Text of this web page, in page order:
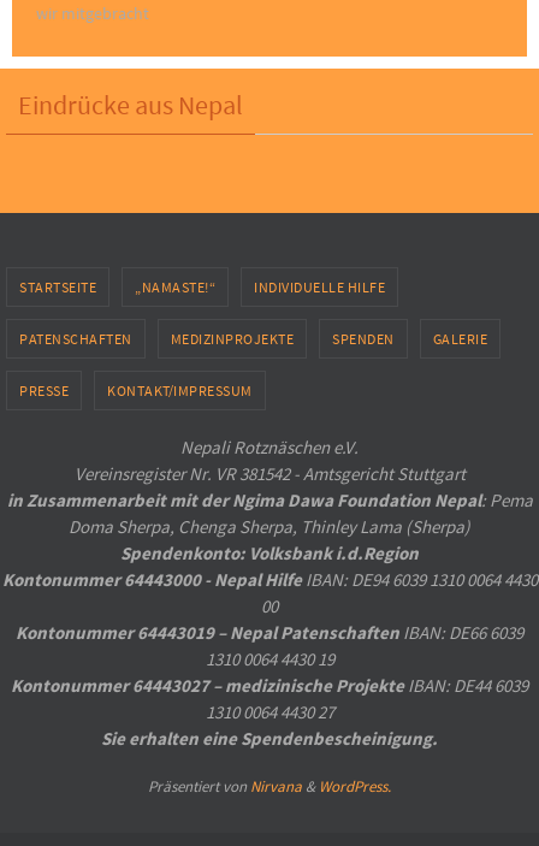
wir mitgebracht
Eindrücke aus Nepal
STARTSEITE „NAMASTE!“ INDIVIDUELLE HILFE
PATENSCHAFTEN MEDIZINPROJEKTE SPENDEN GALERIE
PRESSE KONTAKT/IMPRESSUM
Nepali Rotznäschen e.V.
Vereinsregister Nr. VR 381542 - Amtsgericht Stuttgart
in Zusammenarbeit mit der Ngima Dawa Foundation Nepal: Pema
Doma Sherpa, Chenga Sherpa, Thinley Lama (Sherpa)
Spendenkonto: Volksbank i.d.Region
Kontonummer 64443000 - Nepal HilfeIBAN: DE94 6039 1310 0064 4430
00
Kontonummer 64443019 – Nepal Patenschaften IBAN: DE66 6039
1310 0064 4430 19
Kontonummer 64443027 – medizinische ProjekteIBAN: DE44 6039
1310 0064 4430 27
Sie erhalten eine Spendenbescheinigung.
Präsentiert von Nirvana & WordPress.